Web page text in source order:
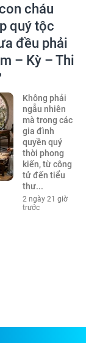
cháu
quý tộc
đều phải
– Kỳ – Thi
Không phải
ngẫu nhiên
mà trong các
gia đình
quyền quý
thời phong
kiến, từ công
tử đến tiểu
thư...
2 ngày 21 giờ
trước